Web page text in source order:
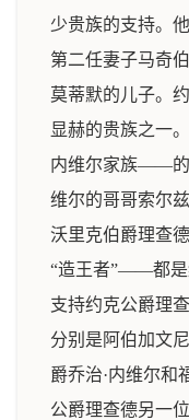
少贵族的支持。
第二任妻子马奇
莫蒂默的儿子。
显赫的贵族之一
内维尔家族——的
维尔的哥哥索尔
沃里克伯爵理查
“造王者”——都是
支持约克公爵理
分别是阿伯加文
爵乔治·内维尔和
公爵理查德另一